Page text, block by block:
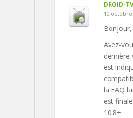
DROID-
10 octobre
Bonjour,
Avez-
dernière
est
la FAQ
est
10.8+.